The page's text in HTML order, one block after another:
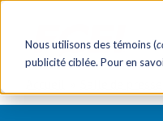
Nous utilisons des témoins (
publicité ciblée. Pour en